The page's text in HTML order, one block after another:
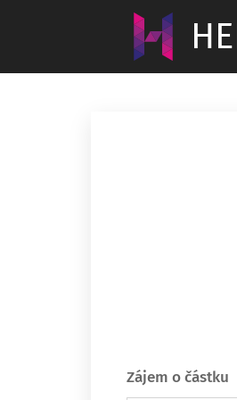
Zájem o částku